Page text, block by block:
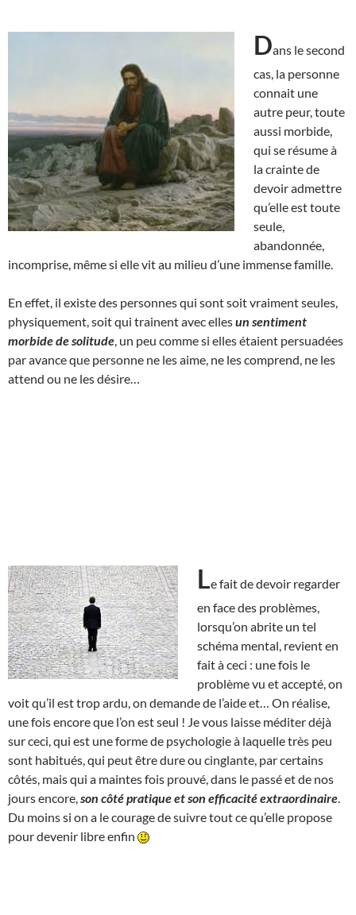
Dans le second
cas, la personne
connait une
autre peur, toute
aussi morbide,
qui se résume à
la crainte de
devoir admettre
qu’elle est toute
seule,
abandonnée,
incomprise, même si elle vit au milieu d’une immense famille.
En effet, il existe des personnes qui sont soit vraiment seules,
physiquement, soit qui trainent avec ellesun sentiment
morbide de solitude , un peu comme si elles étaient persuadées
par avance que personne ne les aime, ne les comprend, ne les
attend ou ne les désire…
Le fait de devoir regarder
en face des problèmes,
lorsqu’on abrite un tel
schéma mental, revient en
fait à ceci : une fois le
problème vu et accepté, on
voit qu’il est trop ardu, on demande de l’aide et… On réalise,
une fois encore que l’on est seul ! Je vous laisse méditer déjà
sur ceci, qui est une forme de psychologie à laquelle très peu
sont habitués, qui peut être dure ou cinglante, par certains
côtés, mais qui a maintes fois prouvé, dans le passé et de nos
jours encore, son côté pratique et son efficacité extraordinaire
Du moins si on a le courage de suivre tout ce qu’elle propose
pour devenir libre enfin